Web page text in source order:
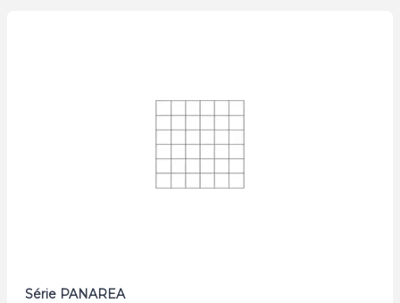
Série PANAREA